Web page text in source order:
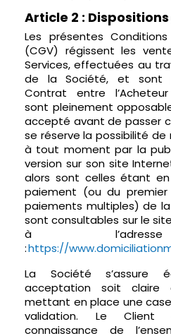
Article 2 :
Les présentes
(CGV) régissent les
Services, effectuées au
de la Société, et sont
Contrat entre
sont pleinement
accepté avant de passer
se réserve la possibilité
à tout moment par la
version sur son site
alors sont celles étant
paiement (ou du
paiements multiples) de
sont consultables sur le
à
:https://
La Société s’assure
acceptation soit
mettant en place une
validation. Le Client
connaissance de